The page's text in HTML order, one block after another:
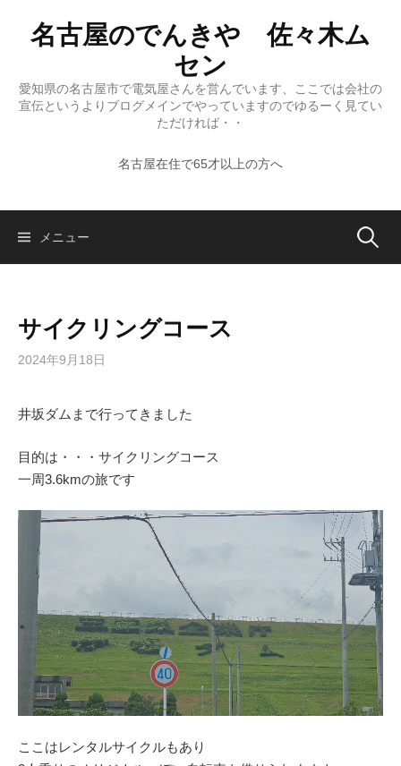
プ
名古屋のでんきや 佐々木ム
セン
愛知県の名古屋市で電気屋さんを営んでいます、ここでは会社の
宣伝というよりブログメインでやっていますのでゆるーく見てい
ただければ・・
名古屋在住で65才以上の方へ
メニュー 検
サイクリングコース
2024年9月18日
井坂ダムまで行ってきました
目的は・・・サイクリングコース
一周3.6kmの旅です
ここはレンタルサイクルもあり